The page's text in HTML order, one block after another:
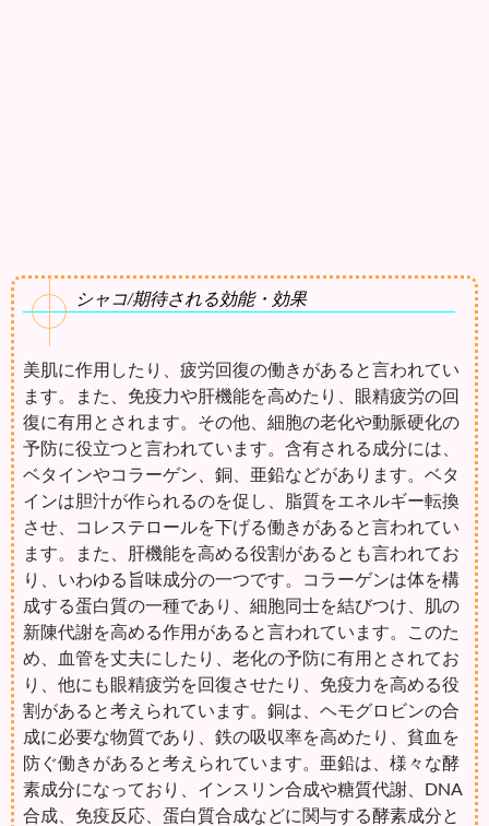
シャコ/期待される効能・効果
美肌に作用したり、疲労回復の働きがあると言われてい
ます。また、免疫力や肝機能を高めたり、眼精疲労の回
復に有用とされます。その他、細胞の老化や動脈硬化の
予防に役立つと言われています。含有される成分には、
ベタインやコラーゲン、銅、亜鉛などがあります。ベタ
インは胆汁が作られるのを促し、脂質をエネルギー転換
させ、コレステロールを下げる働きがあると言われてい
ます。また、肝機能を高める役割があるとも言われてお
り、いわゆる旨味成分の一つです。コラーゲンは体を構
成する蛋白質の一種であり、細胞同士を結びつけ、肌の
新陳代謝を高める作用があると言われています。このた
め、血管を丈夫にしたり、老化の予防に有用とされてお
り、他にも眼精疲労を回復させたり、免疫力を高める役
割があると考えられています。銅は、ヘモグロビンの合
成に必要な物質であり、鉄の吸収率を高めたり、貧血を
防ぐ働きがあると考えられています。亜鉛は、様々な酵
素成分になっており、インスリン合成や糖質代謝、DNA
合成、免疫反応、蛋白質合成などに関与する酵素成分と